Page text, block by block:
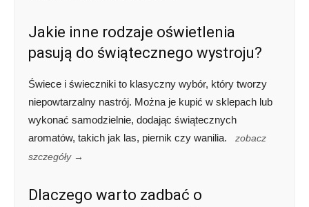
Jakie inne rodzaje oświetlenia
pasują do świątecznego wystroju?
Świece i świeczniki to klasyczny wybór, który tworzy
niepowtarzalny nastrój. Można je kupić w sklepach lub
wykonać samodzielnie, dodając świątecznych
aromatów, takich jak las, piernik czy wanilia.
zobacz
szczegóły →
Dlaczego warto zadbać o